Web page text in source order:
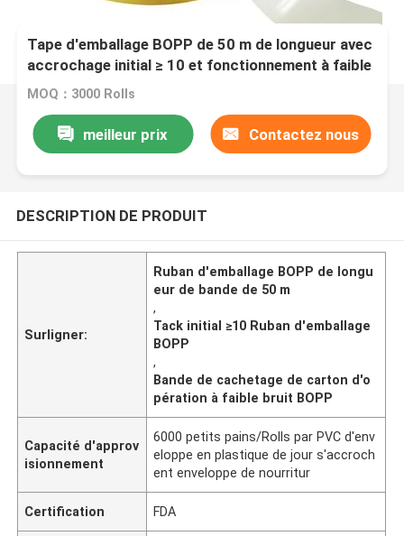
Tape d'emballage BOPP de 50 m de longueur avec
accrochage initial ≥ 10 et fonctionnement à faible
bruit pour les emballages durables
MOQ：3000 Rolls
meilleur prix Contactez nous
DESCRIPTION DE PRODUIT
Surligner:
Ruban d'emballage BOPP de longu
eur de bande de 50 m
,
Tack initial ≥10 Ruban d'emballage
BOPP
,
Bande de cachetage de carton d'o
pération à faible bruit BOPP
Capacité d'approv
isionnement
6000 petits pains/Rolls par PVC d'env
eloppe en plastique de jour s'accroch
ent enveloppe de nourritur
Certification FDA